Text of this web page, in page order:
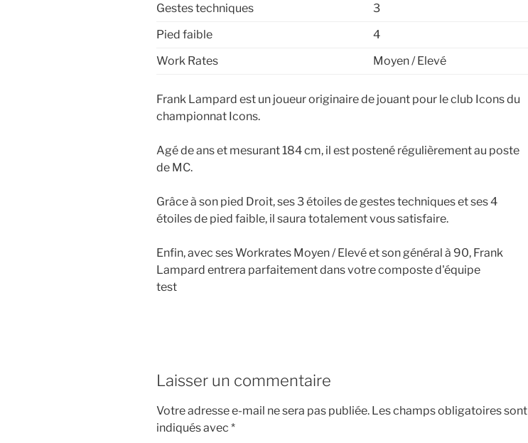
Gestes techniques
3
Pied faible
4
Work Rates
Moyen / Elevé
Frank Lampard est un joueur originaire de jouant pour le club Icons du
championnat Icons.
Agé de ans et mesurant 184 cm, il est postené régulièrement au poste
de MC.
Grâce à son pied Droit, ses 3 étoiles de gestes techniques et ses 4
étoiles de pied faible, il saura totalement vous satisfaire.
Enfin, avec ses Workrates Moyen / Elevé et son général à 90, Frank
Lampard entrera parfaitement dans votre composte d'équipe
test
Laisser un commentaire
Votre adresse e-mail ne sera pas publiée. Les champs obligatoires sont
indiqués avec *